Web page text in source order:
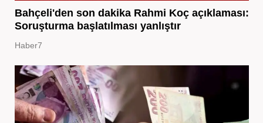
Bahçeli'den son dakika Rahmi Koç açıklaması:
Soruşturma başlatılması yanlıştır
Haber7